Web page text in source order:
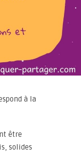
à la
être
solides